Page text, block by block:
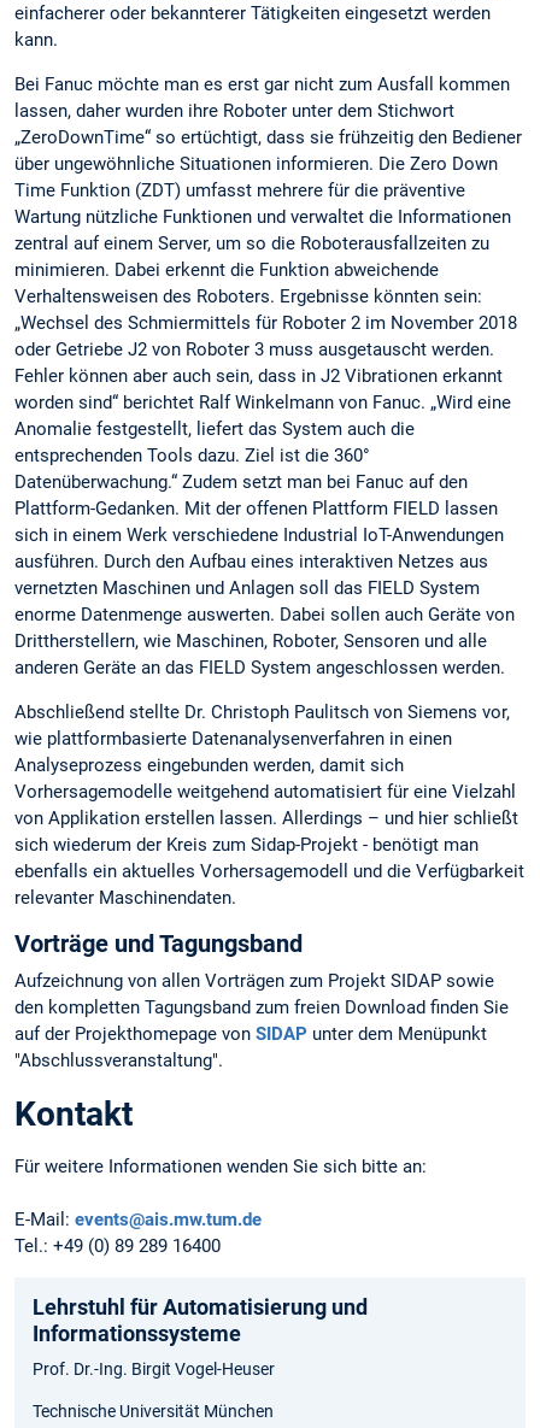
einfacherer oder bekannterer Tätigkeiten eingesetzt werden
kann.
Bei Fanuc möchte man es erst gar nicht zum Ausfall kommen
lassen, daher wurden ihre Roboter unter dem Stichwort
„ZeroDownTime“ so ertüchtigt, dass sie frühzeitig den Bediener
über ungewöhnliche Situationen informieren. Die Zero Down
Time Funktion (ZDT) umfasst mehrere für die präventive
Wartung nützliche Funktionen und verwaltet die Informationen
zentral auf einem Server, um so die Roboterausfallzeiten zu
minimieren. Dabei erkennt die Funktion abweichende
Verhaltensweisen des Roboters. Ergebnisse könnten sein:
„Wechsel des Schmiermittels für Roboter 2 im November 2018
oder Getriebe J2 von Roboter 3 muss ausgetauscht werden.
Fehler können aber auch sein, dass in J2 Vibrationen erkannt
worden sind“ berichtet Ralf Winkelmann von Fanuc. „Wird eine
Anomalie festgestellt, liefert das System auch die
entsprechenden Tools dazu. Ziel ist die 360°
Datenüberwachung.“ Zudem setzt man bei Fanuc auf den
Plattform-Gedanken. Mit der offenen Plattform FIELD lassen
sich in einem Werk verschiedene Industrial IoT-Anwendungen
ausführen. Durch den Aufbau eines interaktiven Netzes aus
vernetzten Maschinen und Anlagen soll das FIELD System
enorme Datenmenge auswerten. Dabei sollen auch Geräte von
Drittherstellern, wie Maschinen, Roboter, Sensoren und alle
anderen Geräte an das FIELD System angeschlossen werden.
Abschließend stellte Dr. Christoph Paulitsch von Siemens vor,
wie plattformbasierte Datenanalysenverfahren in einen
Analyseprozess eingebunden werden, damit sich
Vorhersagemodelle weitgehend automatisiert für eine Vielzahl
von Applikation erstellen lassen. Allerdings – und hier schließt
sich wiederum der Kreis zum Sidap-Projekt - benötigt man
ebenfalls ein aktuelles Vorhersagemodell und die Verfügbarkeit
relevanter Maschinendaten.
Vorträge und Tagungsband
Aufzeichnung von allen Vorträgen zum Projekt SIDAP sowie
den kompletten Tagungsband zum freien Download finden Sie
auf der Projekthomepage von SIDAP unter dem Menüpunkt
"Abschlussveranstaltung".
Kontakt
Für weitere Informationen wenden Sie sich bitte an:
E-Mail: events@ais.mw.tum.de
Tel.: +49 (0) 89 289 16400
Lehrstuhl für Automatisierung und
Informationssysteme
Prof. Dr.-Ing. Birgit Vogel-Heuser
Technische Universität München